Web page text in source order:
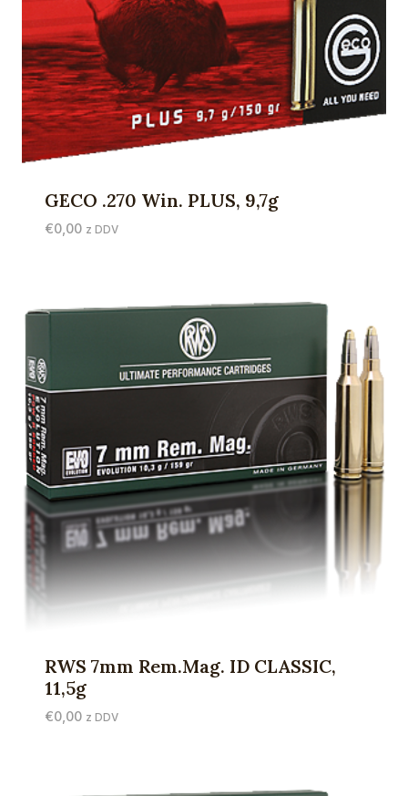
GECO .270 Win. PLUS, 9,7g
€0,00 z DDV
RWS 7mm Rem.Mag. ID CLASSIC,
11,5g
€0,00 z DDV